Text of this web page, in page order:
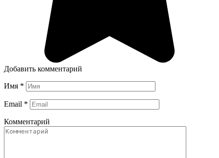
Добавить комментарий
Имя *
Email *
Комментарий